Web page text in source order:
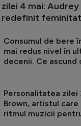
4 mai:
redefinit
Consumul de bere
mai redus nivel în
decenii. Ce ascund
Personalitatea zilei
Brown, artistul care
ritmul muzicii